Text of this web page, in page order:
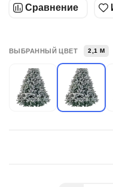
Сравнение
ВЫБРАННЫЙ ЦВЕТ 2,1 М